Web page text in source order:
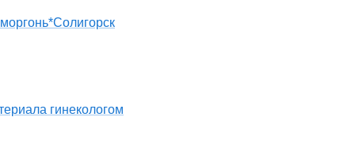
Солигорск
гинекологом